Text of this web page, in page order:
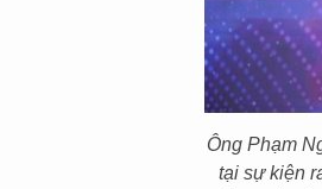
Ông Phạm
tại sự kiện